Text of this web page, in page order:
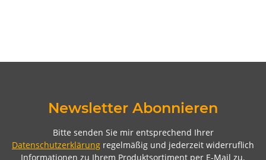
Newsletter Abonnieren
Bitte senden Sie mir entsprechend Ihrer
Datenschutzerklärung regelmäßig und jederzeit widerruflich
Informationen zu Ihrem Produktsortiment per E-Mail zu.